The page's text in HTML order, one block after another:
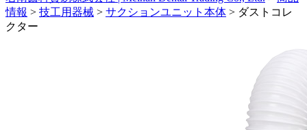
情報 > 技工用器械 > サクションユニット本体 > ダストコレ
クター